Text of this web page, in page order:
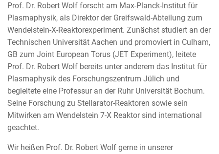
Prof. Dr. Robert Wolf forscht am Max-Planck-Institut für
Plasmaphysik, als Direktor der Greifswald-Abteilung zum
Wendelstein-X-Reaktorexperiment. Zunächst studiert an der
Technischen Universität Aachen und promoviert in Culham,
GB zum Joint European Torus (JET Experiment), leitete
Prof. Dr. Robert Wolf bereits unter anderem das Institut für
Plasmaphysik des Forschungszentrum Jülich und
begleitete eine Professur an der Ruhr Universität Bochum.
Seine Forschung zu Stellarator-Reaktoren sowie sein
Mitwirken am Wendelstein 7-X Reaktor sind international
geachtet.
Wir heißen Prof. Dr. Robert Wolf gerne in unserer